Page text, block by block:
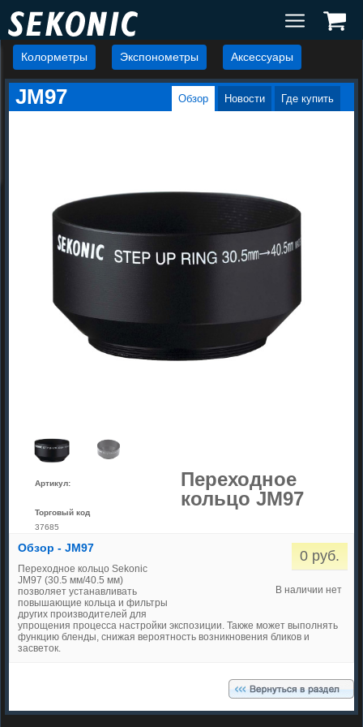
Колорметры Экспонометры Аксессуары
JМ97 Обзор Новости Где купить
Артикул:
Торговый код
37685
0 руб.
В наличии нет
Переходное
кольцо JМ97
Обзор - JМ97
Переходное кольцо Sekonic
JМ97 (30.5 мм/40.5 мм)
позволяет устанавливать
повышающие кольца и фильтры
других производителей для
упрощения процесса настройки экспозиции. Также может выполнять
функцию бленды, снижая вероятность возникновения бликов и
засветок.